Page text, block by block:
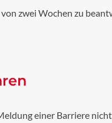
zwei Wochen zu
einer Barriere